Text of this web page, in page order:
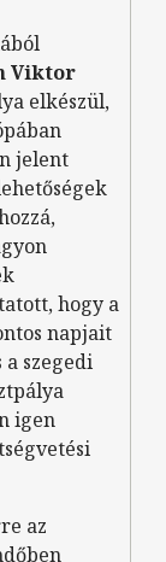
Viktor
elkészül,
jelent
hogy a
napjait
szegedi
igen
az